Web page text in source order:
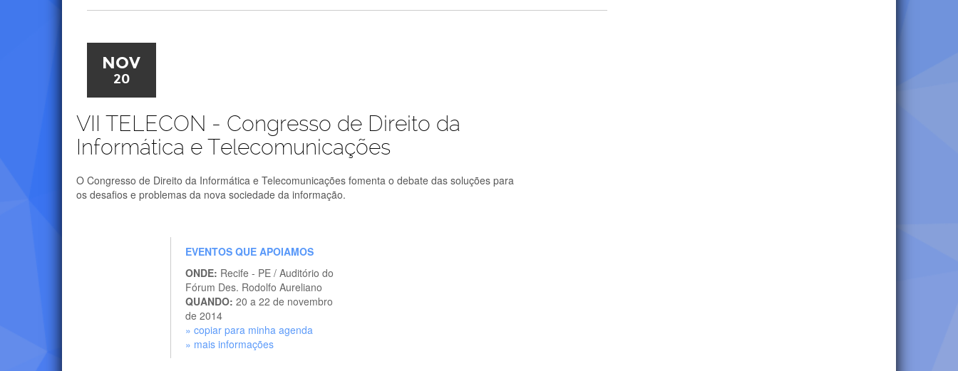
NOV
20
VII TELECON - Congresso de Direito da
Informática e Telecomunicações
O Congresso de Direito da Informática e Telecomunicações fomenta o debate das soluções para
os desafios e problemas da nova sociedade da informação.
EVENTOS QUE APOIAMOS
ONDE: Recife - PE / Auditório do
Fórum Des. Rodolfo Aureliano
QUANDO: 20 a 22 de novembro
de 2014
» copiar para minha agenda
» mais informações